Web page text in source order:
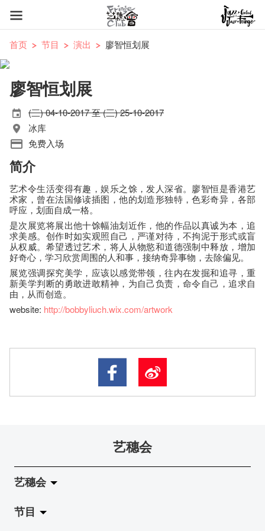
首页 节目 演出 廖智恒划展
廖智恒划展
(三) 04-10-2017 至 (三) 25-10-2017
冰库
免费入场
简介
艺术令生活变得有趣，娱乐之馀，发人深省。廖智恒是香港艺
术家，曾在法国修读插图，他的划造形独特，色彩奇异，各部
呼应，划面自成一格。
是次展览将展出他十馀幅油划近作，他的作品以真诚为本，追
求美感。创作时如实观照自己，严谨对待，不拘泥于形式或盲
从权威。希望透过艺术，将人从物慾和道德强制中释放，增加
好奇心，学习欣赏周围的人和事，接纳奇异事物，去除偏见。
展览强调探究美学，应该以感觉带领，往内在发掘和追寻，重
新美学判断的勇敢进敢精神，为自己负责，命令自己，追求自
由，从而创造。
website: http://bobbyliuch.wix.com/artwork
艺穗会
艺穗会
关于艺穗会
节目